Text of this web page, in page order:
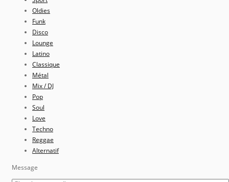
Oldies
Funk
Disco
Lounge
Latino
Classique
Métal
Mix / DJ
Pop
Soul
Love
Techno
Reggae
Alternatif
Message